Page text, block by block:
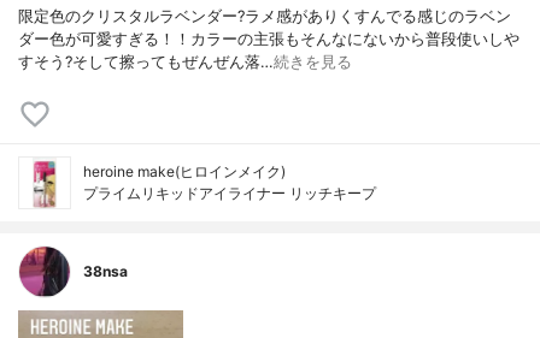
限定色のクリスタルラベンダー?ラメ感がありくすんでる感じのラベン
ダー色が可愛すぎる！！カラーの主張もそんなにないから普段使いしや
すそう?そして擦ってもぜんぜん落…続きを見る
heroine make(ヒロインメイク)
プライムリキッドアイライナー リッチキープ
38nsa